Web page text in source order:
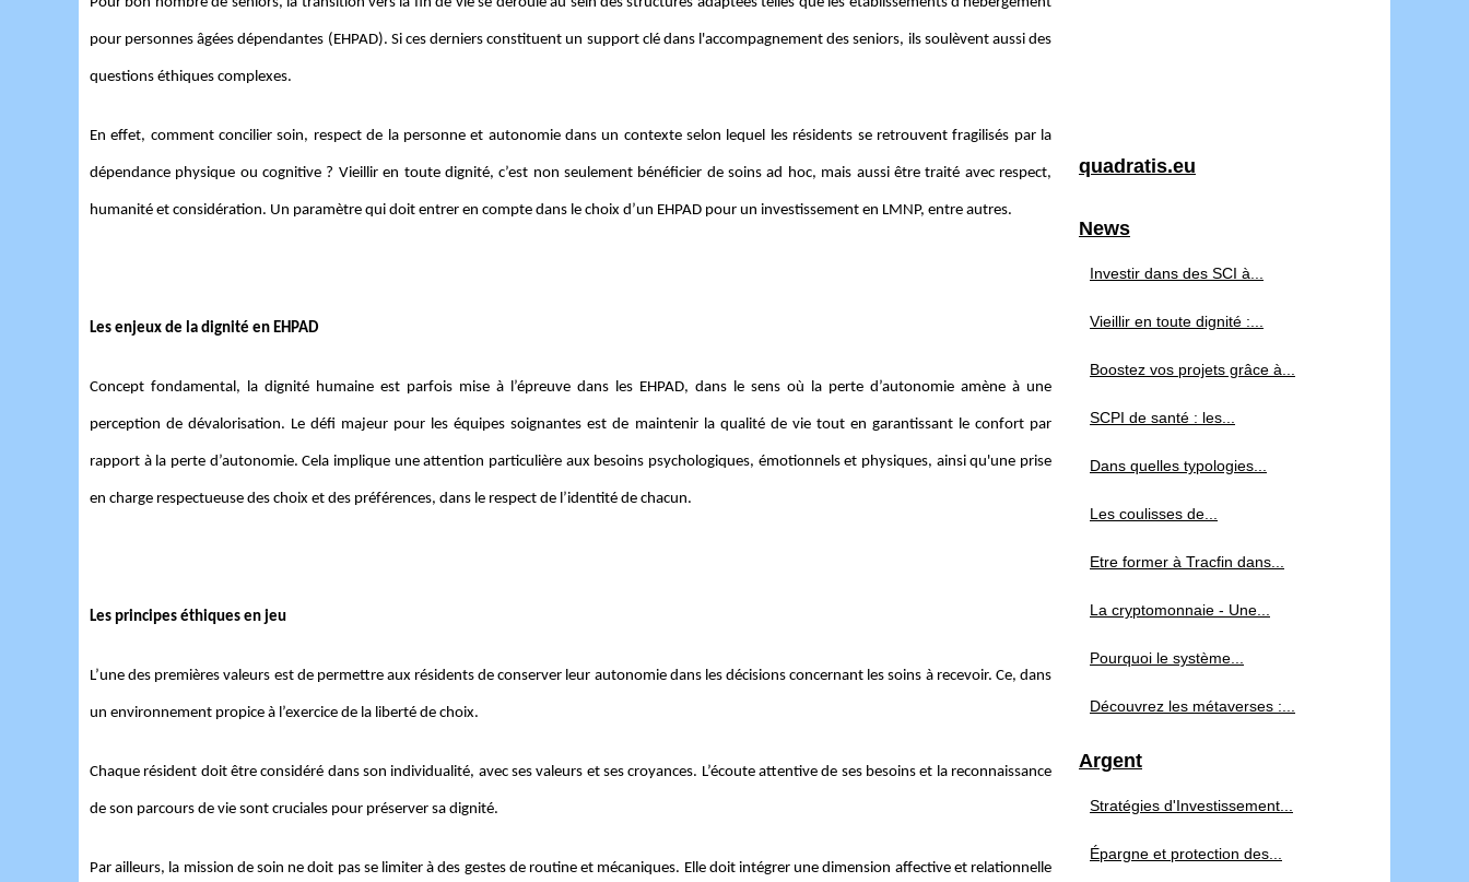
pour personnes âgées dépendantes (EHPAD). Si ces derniers constituent un support clé dans l'accompagnement des seniors, ils soulèvent aussi des
questions éthiques complexes.
En effet, comment concilier soin, respect de la personne et autonomie dans un contexte selon lequel les résidents se retrouvent fragilisés par la
dépendance physique ou cognitive ? Vieillir en toute dignité, c’est non seulement bénéficier de soins ad hoc, mais aussi être traité avec respect,
humanité et considération. Un paramètre qui doit entrer en compte dans le choix d’un EHPAD pour un investissement en LMNP, entre autres.
Les enjeux de la dignité en EHPAD
Concept fondamental, la dignité humaine est parfois mise à l’épreuve dans les EHPAD, dans le sens où la perte d’autonomie amène à une
perception de dévalorisation. Le défi majeur pour les équipes soignantes est de maintenir la qualité de vie tout en garantissant le confort par
rapport à la perte d’autonomie. Cela implique une attention particulière aux besoins psychologiques, émotionnels et physiques, ainsi qu'une prise
en charge respectueuse des choix et des préférences, dans le respect de l’identité de chacun.
Les principes éthiques en jeu
L’une des premières valeurs est de permettre aux résidents de conserver leur autonomie dans les décisions concernant les soins à recevoir. Ce, dans
un environnement propice à l’exercice de la liberté de choix.
Chaque résident doit être considéré dans son individualité, avec ses valeurs et ses croyances. L’écoute attentive de ses besoins et la reconnaissance
de son parcours de vie sont cruciales pour préserver sa dignité.
Par ailleurs, la mission de soin ne doit pas se limiter à des gestes de routine et mécaniques. Elle doit intégrer une dimension affective et relationnelle
quadratis.eu
News
Investir dans des SCI à...
Vieillir en toute dignité :...
Boostez vos projets grâce à...
SCPI de santé : les...
Dans quelles typologies...
Les coulisses de...
Etre former à Tracfin dans...
La cryptomonnaie - Une...
Pourquoi le système...
Découvrez les métaverses :...
Argent
Stratégies d'Investissement...
Épargne et protection des...